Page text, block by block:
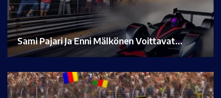
Sami Pajari Ja Enni Mälkönen Voittavat…